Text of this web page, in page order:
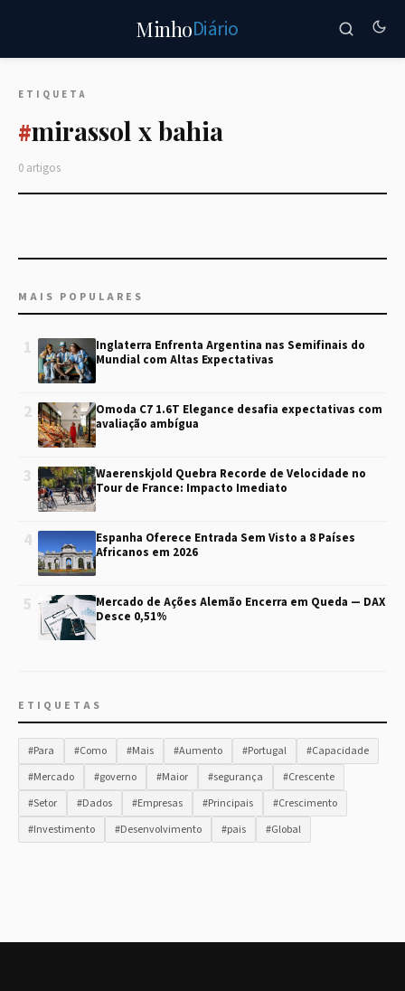
MinhoDiário
ETIQUETA
#mirassol x bahia
0 artigos
MAIS POPULARES
1
Inglaterra Enfrenta Argentina nas Semifinais do
Mundial com Altas Expectativas
2
Omoda C7 1.6T Elegance desafia expectativas com
avaliação ambígua
3
Waerenskjold Quebra Recorde de Velocidade no
Tour de France: Impacto Imediato
4
Espanha Oferece Entrada Sem Visto a 8 Países
Africanos em 2026
5
Mercado de Ações Alemão Encerra em Queda — DAX
Desce 0,51%
ETIQUETAS
#Para #Como #Mais #Aumento #Portugal
#Capacidade
#Mercado
#governo #Maior #segurança
#Crescente
#Setor
#Dados #Empresas #Principais
#Crescimento
#Investimento
#Desenvolvimento #pais #Global